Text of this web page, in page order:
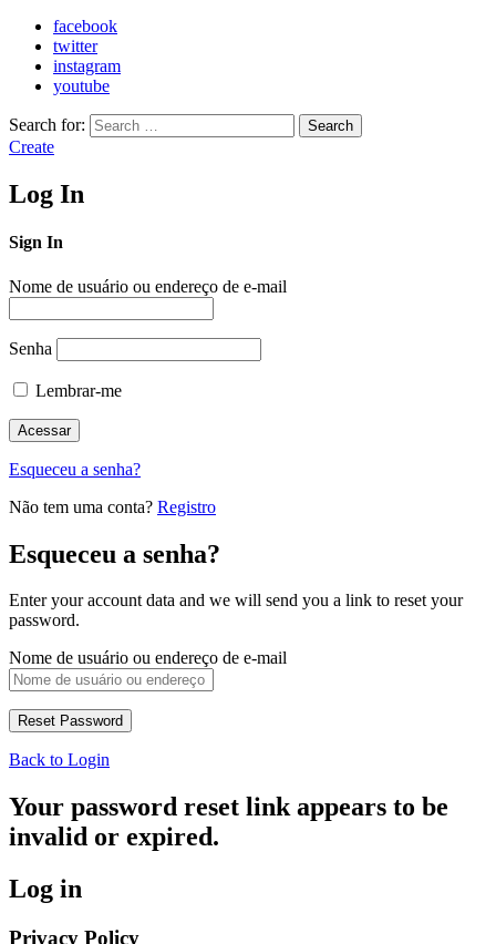
facebook
twitter
instagram
youtube
Search for: Search
Create
Log In
Sign In
Nome de usuário ou endereço de e-mail
Senha
Lembrar-me
Esqueceu a senha?
Não tem uma conta? Registro
Esqueceu a senha?
Enter your account data and we will send you a link to reset your
password.
Nome de usuário ou endereço de e-mail
Back to Login
Your password reset link appears to be
invalid or expired.
Log in
Privacy Policy